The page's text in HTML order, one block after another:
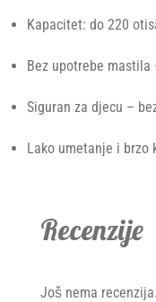
Kapacitet: do 220
Bez upotrebe
Siguran za djecu –
Lako umetanje i brzo
Recenzije
Još nema recenzija.